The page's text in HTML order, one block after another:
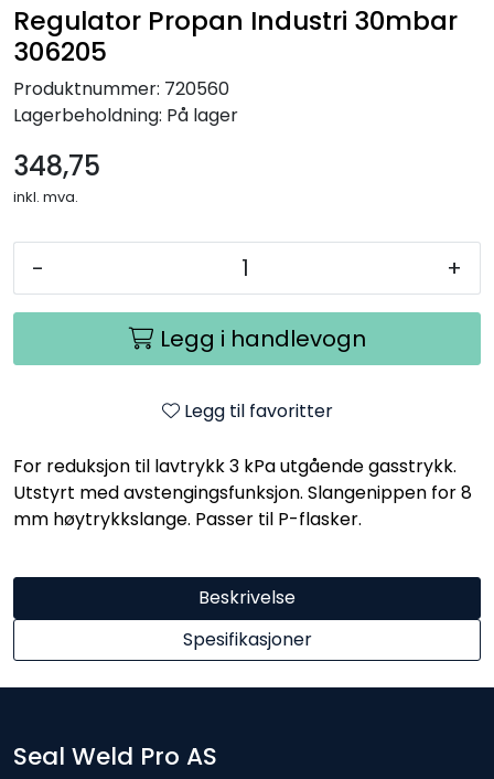
Regulator Propan Industri 30mbar
306205
Produktnummer: 720560
Lagerbeholdning: På lager
348,75
inkl. mva.
- +
Legg i handlevogn
Legg til favoritter
For reduksjon til lavtrykk 3 kPa utgående gasstrykk.
Utstyrt med avstengingsfunksjon. Slangenippen for 8
mm høytrykkslange. Passer til P-flasker.
Beskrivelse
Spesifikasjoner
Seal Weld Pro AS